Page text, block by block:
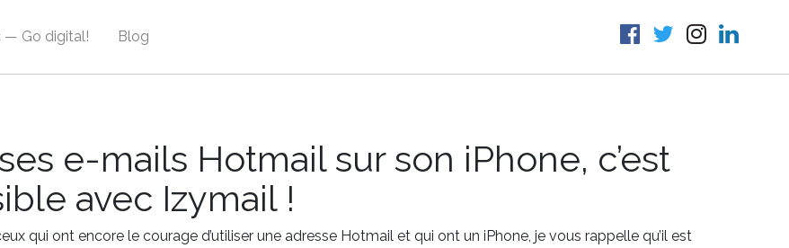
— Go digital! Blog
e-mails Hotmail sur son iPhone, c’est
avec Izymail !
qui ont encore le courage d’utiliser une adresse Hotmail et qui ont un iPhone, je vous rappelle qu’il est